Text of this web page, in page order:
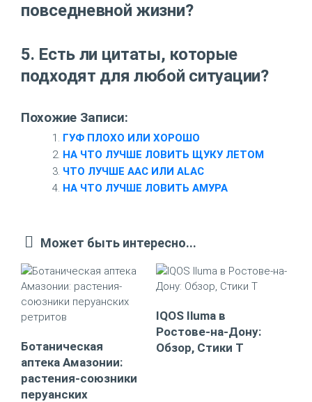
повседневной жизни?
5. Есть ли цитаты, которые
подходят для любой ситуации?
Похожие Записи:
ГУФ ПЛОХО ИЛИ ХОРОШО
НА ЧТО ЛУЧШЕ ЛОВИТЬ ЩУКУ ЛЕТОМ
ЧТО ЛУЧШЕ AAC ИЛИ ALAC
НА ЧТО ЛУЧШЕ ЛОВИТЬ АМУРА
Может быть интересно...
Ботаническая
аптека Амазонии:
растения-союзники
перуанских
IQOS Iluma в
Ростове-на-Дону:
Обзор, Стики T